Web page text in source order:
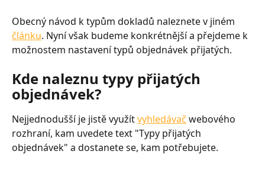
Obecný návod k typům dokladů naleznete v jiném
článku. Nyní však budeme konkrétnější a přejdeme k
možnostem nastavení typů objednávek přijatých.
Kde naleznu typy přijatých
objednávek?
Nejjednodušší je jistě využít vyhledávač webového
rozhraní, kam uvedete text "Typy přijatých
objednávek" a dostanete se, kam potřebujete.